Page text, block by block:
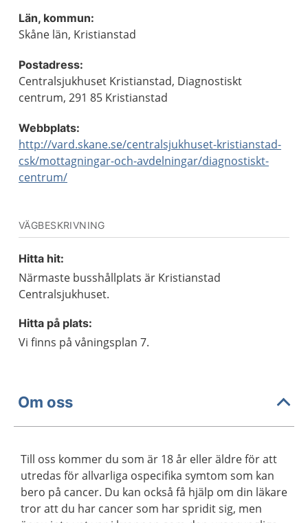
Län, kommun:
Skåne län, Kristianstad
Postadress:
Centralsjukhuset Kristianstad, Diagnostiskt
centrum, 291 85 Kristianstad
Webbplats:
http://vard.skane.se/centralsjukhuset-kristianstad-
csk/mottagningar-och-avdelningar/diagnostiskt-
centrum/
VÄGBESKRIVNING
Hitta hit:
Närmaste busshållplats är Kristianstad
Centralsjukhuset.
Hitta på plats:
Vi finns på våningsplan 7.
Om oss
Till oss kommer du som är 18 år eller äldre för att
utredas för allvarliga ospecifika symtom som kan
bero på cancer. Du kan också få hjälp om din läkare
tror att du har cancer som har spridit sig, men